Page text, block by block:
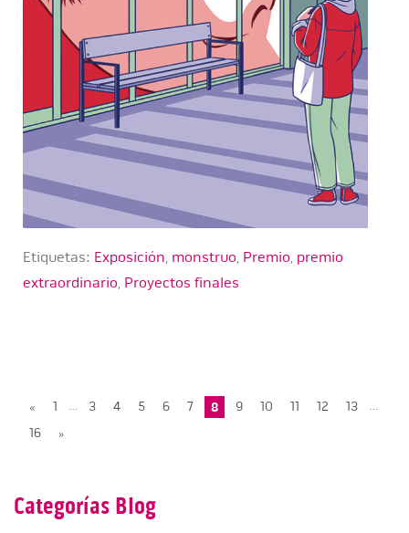
Etiquetas: Exposición, monstruo, Premio, premio
extraordinario, Proyectos finales
« 1 … 3 4 5 6 7 8 9 10 11 12 13
…
16
»
Categorías Blog